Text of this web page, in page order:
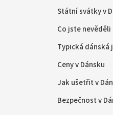
Státní svátky v
Co jste nevěděli
Typická
Ceny v Dánsku
Jak ušetřit v
Bezpečnost v